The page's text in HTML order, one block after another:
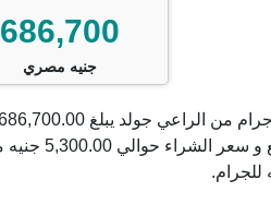
686,700
جنيه مصري